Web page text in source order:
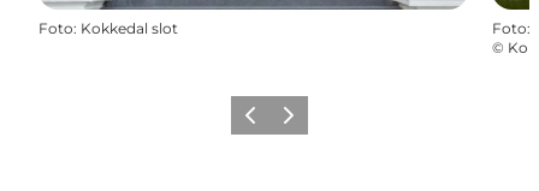
Foto: Kokkedal slot Foto:
©
ZurückWeiter